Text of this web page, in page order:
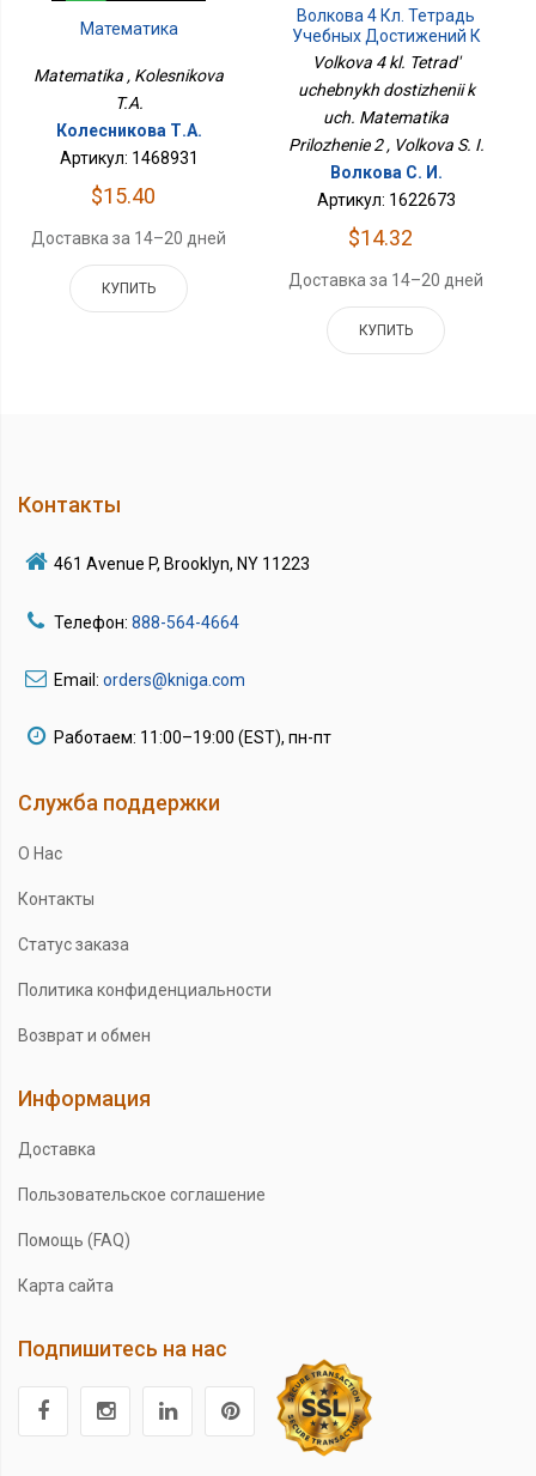
Математика
Matematika , Kolesnikova
T.A.
Колесникова Т.А.
Артикул: 1468931
$15.40
Доставка за 14–20 дней
КУПИТЬ
Волкова 4 Кл. Тетрадь
Учебных Достижений К
Уч. Математика
Volkova 4 kl. Tetrad'
uchebnykh dostizhenii k
uch. Matematika
Prilozhenie 2 , Volkova S. I.
Волкова С. И.
Артикул: 1622673
$14.32
Доставка за 14–20 дней
КУПИТЬ
Контакты
461 Avenue P, Brooklyn, NY 11223
Телефон: 888-564-4664
Email: orders@kniga.com
Работаем: 11:00–19:00 (EST), пн-пт
Служба поддержки
О Нас
Контакты
Статус заказа
Политика конфиденциальности
Возврат и обмен
Информация
Доставка
Пользовательское соглашение
Помощь (FAQ)
Карта сайта
Подпишитесь на нас